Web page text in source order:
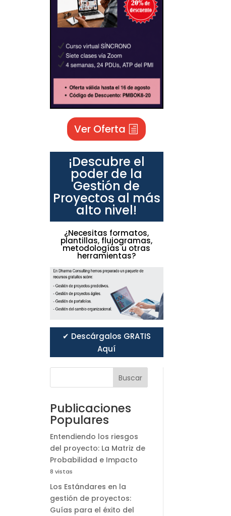
Ver Oferta
¡Descubre el
poder de la
Gestión de
Proyectos al más
alto nivel!
¿Necesitas formatos,
plantillas, flujogramas,
metodologías u otras
herramientas?
✔ Descárgalos GRATIS
Aquí
Buscar
Publicaciones
Populares
Entendiendo los riesgos
del proyecto: La Matriz de
Probabilidad e Impacto
8 vistas
Los Estándares en la
gestión de proyectos:
Guías para el éxito del